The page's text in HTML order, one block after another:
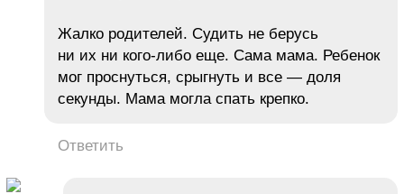
Жалко родителей. Судить не берусь
ни их ни кого-либо еще. Сама мама. Ребенок
мог проснуться, срыгнуть и все — доля
секунды. Мама могла спать крепко.
Ответить